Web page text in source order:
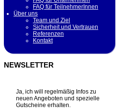
FAQ für TeilnehmerInnen
Über uns
Team und Ziel
Sicherheit und Vertrauen
Referenzen
Kontakt
NEWSLETTER
Ja, ich will regelmäßig Infos zu
neuen Angeboten und spezielle
Gutscheine erhalten.